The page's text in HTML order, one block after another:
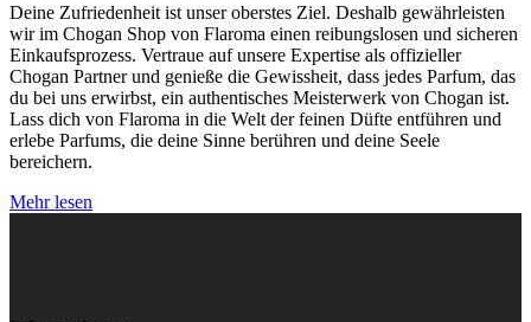
Deine Zufriedenheit ist unser oberstes Ziel. Deshalb gewährleisten
wir im Chogan Shop von Flaroma einen reibungslosen und sicheren
Einkaufsprozess. Vertraue auf unsere Expertise als offizieller
Chogan Partner und genieße die Gewissheit, dass jedes Parfum, das
du bei uns erwirbst, ein authentisches Meisterwerk von Chogan ist.
Lass dich von Flaroma in die Welt der feinen Düfte entführen und
erlebe Parfums, die deine Sinne berühren und deine Seele
bereichern.
Mehr lesen